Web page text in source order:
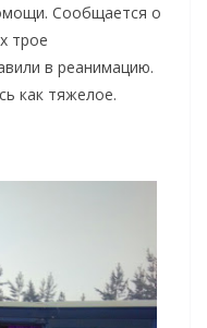
Сообщается о
трое
в реанимацию.
как тяжелое.